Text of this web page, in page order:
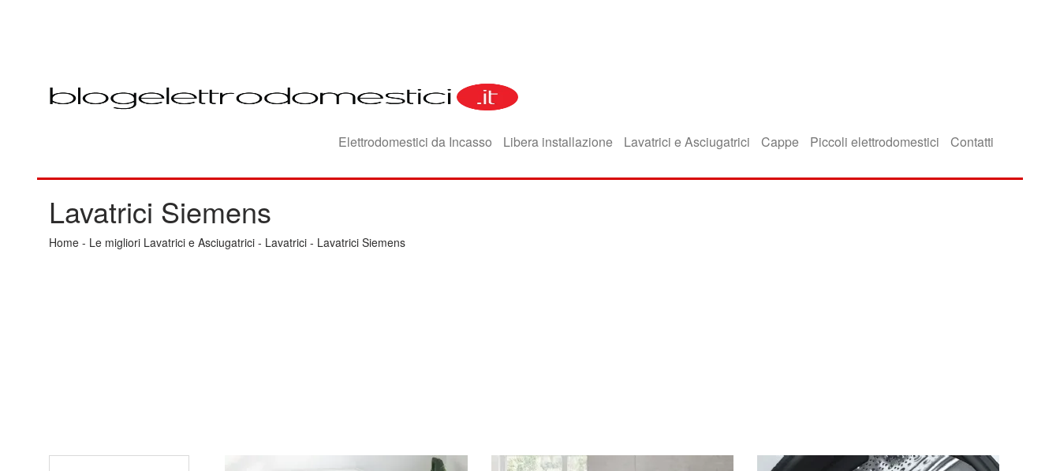
Elettrodomestici da Incasso Libera installazione Lavatrici e Asciugatrici Cappe Piccoli elettrodomestici Contatti
Lavatrici Siemens
Home - Le migliori Lavatrici e Asciugatrici - Lavatrici - Lavatrici Siemens